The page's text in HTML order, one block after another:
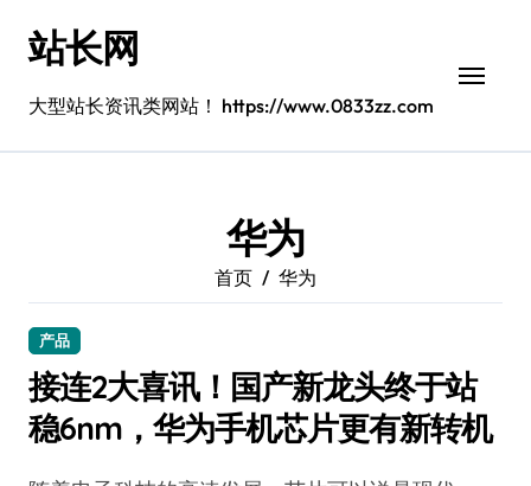
站长网
大型站长资讯类网站！ https://www.0833zz.com
华为
首页 华为
产品
接连2大喜讯！国产新龙头终于站
稳6nm，华为手机芯片更有新转机